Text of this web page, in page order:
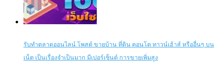
รับทำตลาดออนไลน์ โพสต์ ขายบ้าน ที่ดิน คอนโด ทาวน์เฮ้าส์ หรืออื่นๆ บน
เน็ต เป็นเรื่องจำเป็นมาก มีเปอร์เซ็นต์ การขายเพิ่มสูง